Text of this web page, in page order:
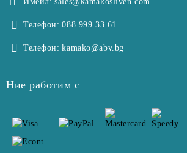
Телефон: 088 999 33 61
Телефон: kamako@abv.bg
Ние работим с